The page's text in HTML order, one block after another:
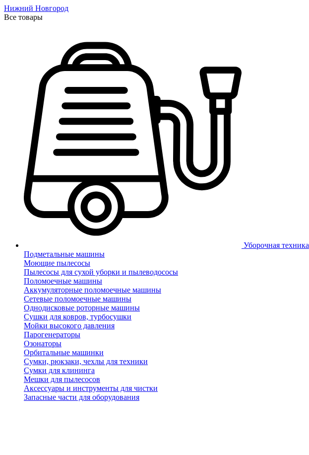
Нижний Новгород
Все товары
Уборочная техника
Подметальные машины
Моющие пылесосы
Пылесосы для сухой уборки и пылеводососы
Поломоечные машины
Аккумуляторные поломоечные машины
Сетевые поломоечные машины
Однодисковые роторные машины
Сушки для ковров, турбосушки
Мойки высокого давления
Парогенераторы
Озонаторы
Орбитальные машинки
Сумки, рюкзаки, чехлы для техники
Сумки для клининга
Мешки для пылесосов
Аксессуары и инструменты для чистки
Запасные части для оборудования